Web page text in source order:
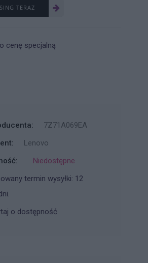
TERAZ
cenę specjalną
7Z71A069EA
Lenovo
Niedostępne
termin wysyłki: 12
o dostępność